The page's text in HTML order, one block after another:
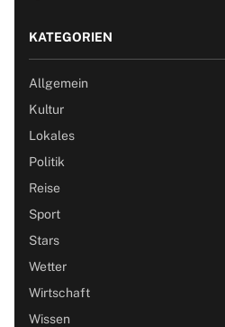
KATEGORIEN
Allgemein
Kultur
Lokales
Politik
Reise
Sport
Stars
Wetter
Wirtschaft
Wissen